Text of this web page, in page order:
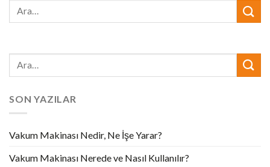
SON YAZILAR
Vakum Makinası Nedir, Ne İşe Yarar?
Vakum Makinası Nerede ve Nasıl Kullanılır?